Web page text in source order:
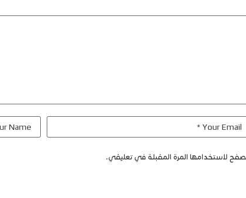
لاستخدامها المرة المقبلة في تعليقي.